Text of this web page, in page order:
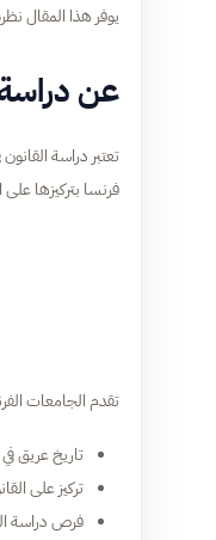
يوفر هذا المقال
عن دراسة
تعتبر دراسة
فرنسا بتركيزها على
تقدم الجامعات
تاريخ عريق في
تركيز على
فرص دراسة